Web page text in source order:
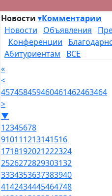
Новости ▾Комментарии
Новости
Объявления
Конференции
Абитуриентам
ВСЕ
«
<
457458459460461462463464
>
▼
12345678
910111213141516
1718192021222324
2526272829303132
3334353637383940
4142434445464748